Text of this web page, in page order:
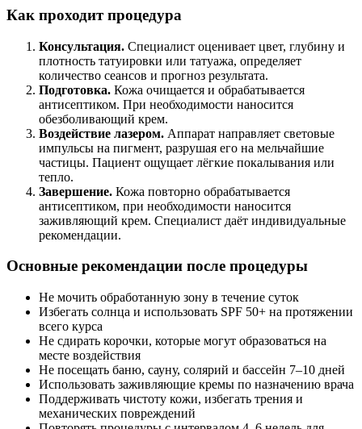
Как проходит процедура
Консультация. Специалист оценивает цвет, глубину и
плотность татуировки или татуажа, определяет
количество сеансов и прогноз результата.
Подготовка. Кожа очищается и обрабатывается
антисептиком. При необходимости наносится
обезболивающий крем.
Воздействие лазером. Аппарат направляет световые
импульсы на пигмент, разрушая его на мельчайшие
частицы. Пациент ощущает лёгкие покалывания или
тепло.
Завершение. Кожа повторно обрабатывается
антисептиком, при необходимости наносится
заживляющий крем. Специалист даёт индивидуальные
рекомендации.
Основные рекомендации после процедуры
Не мочить обработанную зону в течение суток
Избегать солнца и использовать SPF 50+ на протяжении
всего курса
Не сдирать корочки, которые могут образоваться на
месте воздействия
Не посещать баню, сауну, солярий и бассейн 7–10 дней
Использовать заживляющие кремы по назначению врача
Поддерживать чистоту кожи, избегать трения и
механических повреждений